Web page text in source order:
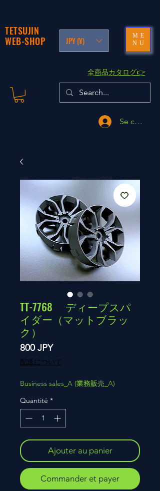
TETSUJIN
WEB-SHOP
JPY (¥)
ME
NU
​全商品カタログ👉
Se
TT-7768 ディープスパ
イダー（マットブラッ
ク）
800 JPYPrix
配送について
Business sales_A (業務販売_A)
Quantité *
Ajouter au panier
Commander et payer